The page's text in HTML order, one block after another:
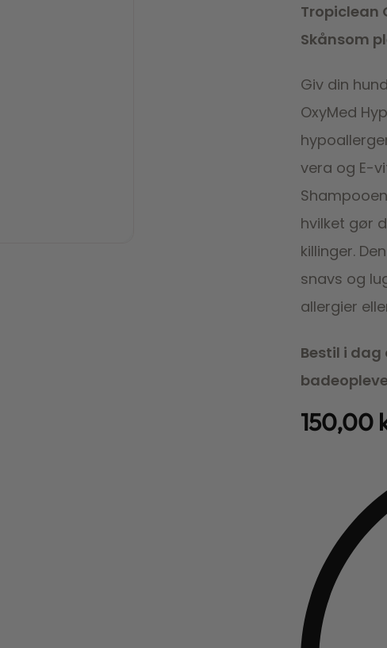
Tropiclean
Skånsom
Giv din
OxyMed
vera og E-
hvilket gør
killinger.
snavs og
allergier
Bestil i
150,00